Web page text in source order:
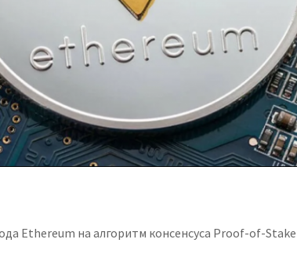
Ethereum на алгоритм консенсуса Proof-of-